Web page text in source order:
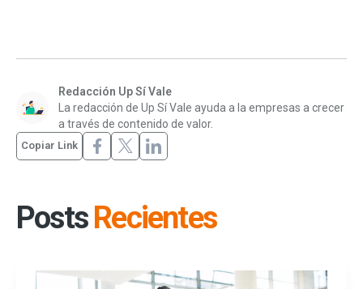
Redacción Up Sí Vale
La redacción de Up Sí Vale ayuda a la empresas a crecer
a través de contenido de valor.
Copiar Link
PostsRecientes